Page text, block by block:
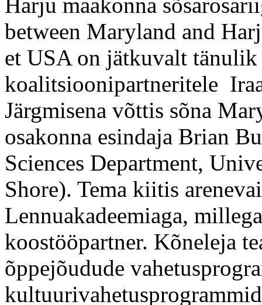
Harju maakonna
between Maryland and
et USA on jätkuvalt tänulik
koalitsioonipartneritele
Järgmisena võttis sõna
osakonna esindaja Brian
Sciences Department,
Shore). Tema kiitis
Lennuakadeemiaga,
koostööpartner. Kõneleja
õppejõudude